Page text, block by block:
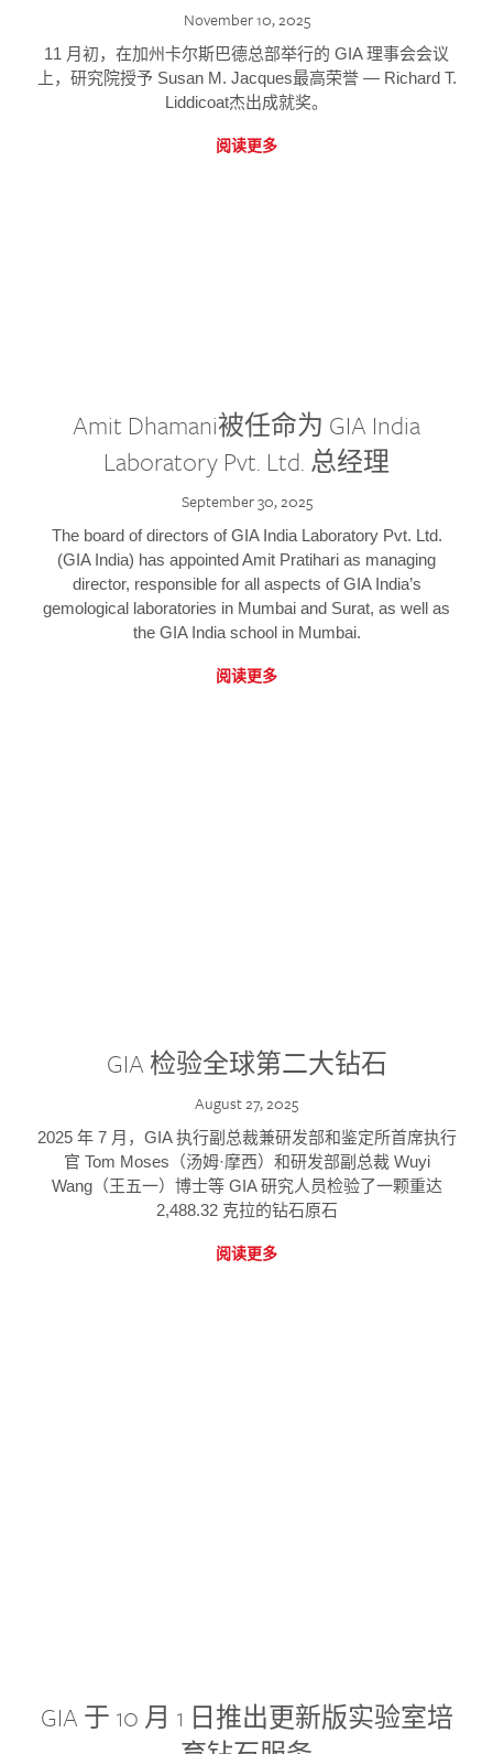
November 10, 2025
11 月初，在加州卡尔斯巴德总部举行的 GIA 理事会会议
上，研究院授予 Susan M. Jacques最高荣誉 — Richard T.
Liddicoat杰出成就奖。
阅读更多
Amit Dhamani被任命为 GIA India
Laboratory Pvt. Ltd. 总经理
September 30, 2025
The board of directors of GIA India Laboratory Pvt. Ltd.
(GIA India) has appointed Amit Pratihari as managing
director, responsible for all aspects of GIA India’s
gemological laboratories in Mumbai and Surat, as well as
the GIA India school in Mumbai.
阅读更多
GIA 检验全球第二大钻石
August 27, 2025
2025 年 7 月，GIA 执行副总裁兼研发部和鉴定所首席执行
官 Tom Moses（汤姆·摩西）和研发部副总裁 Wuyi
Wang（王五一）博士等 GIA 研究人员检验了一颗重达
2,488.32 克拉的钻石原石
阅读更多
GIA 于 10 月 1 日推出更新版实验室培